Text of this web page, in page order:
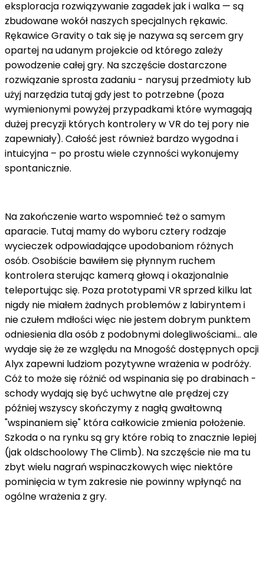
eksploracja rozwiązywanie zagadek jak i walka — są
zbudowane wokół naszych specjalnych rękawic.
Rękawice Gravity o tak się je nazywa są sercem gry
opartej na udanym projekcie od którego zależy
powodzenie całej gry. Na szczęście dostarczone
rozwiązanie sprosta zadaniu - narysuj przedmioty lub
użyj narzędzia tutaj gdy jest to potrzebne (poza
wymienionymi powyżej przypadkami które wymagają
dużej precyzji których kontrolery w VR do tej pory nie
zapewniały). Całość jest również bardzo wygodna i
intuicyjna – po prostu wiele czynności wykonujemy
spontanicznie.
Na zakończenie warto wspomnieć też o samym
aparacie. Tutaj mamy do wyboru cztery rodzaje
wycieczek odpowiadające upodobaniom różnych
osób. Osobiście bawiłem się płynnym ruchem
kontrolera sterując kamerą głową i okazjonalnie
teleportując się. Poza prototypami VR sprzed kilku lat
nigdy nie miałem żadnych problemów z labiryntem i
nie czułem mdłości więc nie jestem dobrym punktem
odniesienia dla osób z podobnymi dolegliwościami… ale
wydaje się że ze względu na Mnogość dostępnych opcji
Alyx zapewni ludziom pozytywne wrażenia w podróży.
Cóż to może się różnić od wspinania się po drabinach -
schody wydają się być uchwytne ale prędzej czy
później wszyscy skończymy z nagłą gwałtowną
"wspinaniem się" która całkowicie zmienia położenie.
Szkoda o na rynku są gry które robią to znacznie lepiej
(jak oldschoolowy The Climb). Na szczęście nie ma tu
zbyt wielu nagrań wspinaczkowych więc niektóre
pominięcia w tym zakresie nie powinny wpłynąć na
ogólne wrażenia z gry.